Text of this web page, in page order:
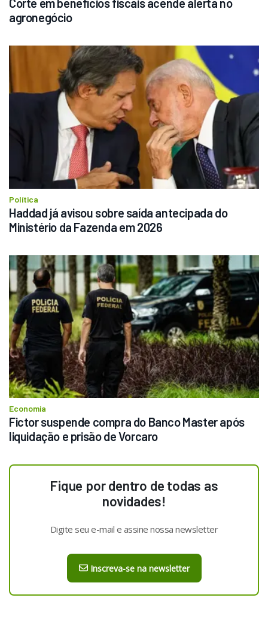
agronegócio
Política
Haddad já avisou sobre saída antecipada do
Ministério da Fazenda em 2026
Economia
Fictor suspende compra do Banco Master após
liquidação e prisão de Vorcaro
Fique por dentro de todas as
novidades!
Digite seu e-mail e assine nossa newsletter
Inscreva-se na newsletter